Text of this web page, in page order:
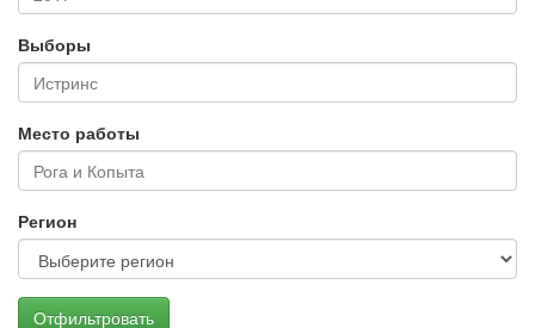
Выборы
Место работы
Регион
Отфильтровать